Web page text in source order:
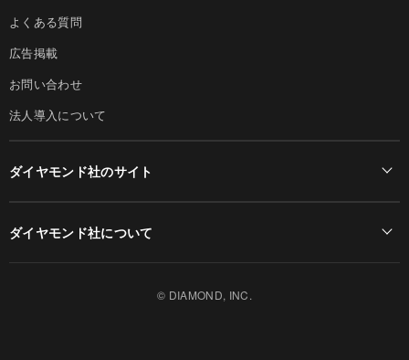
よくある質問
広告掲載
お問い合わせ
法人導入について
ダイヤモンド社のサイト
ダイヤモンド社について
© DIAMOND, INC.